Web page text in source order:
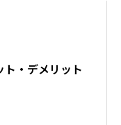
・デメリット